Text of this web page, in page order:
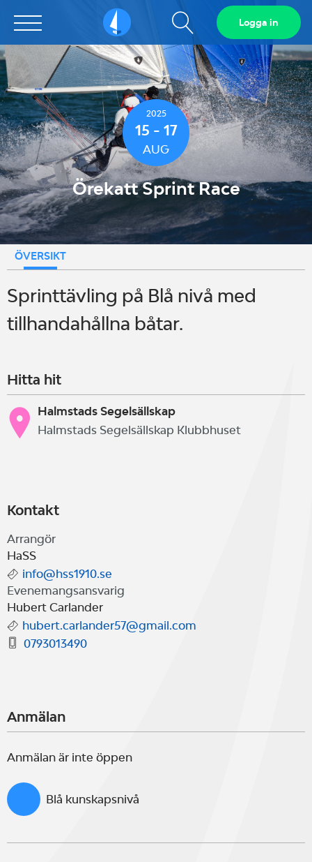
Sailarena Visa
sökfält
Logga in
2025
15 - 17
AUG
Örekatt Sprint Race
ÖVERSIKT
Sprinttävling på Blå nivå med
tillhandahållna båtar.
Hitta hit
Halmstads Segelsällskap
Halmstads Segelsällskap Klubbhuset
Kontakt
Arrangör
HaSS
info@hss1910.se
Evenemangsansvarig
Hubert Carlander
hubert.carlander57@gmail.com
0793013490
Anmälan
Anmälan är inte öppen
Blå kunskapsnivå